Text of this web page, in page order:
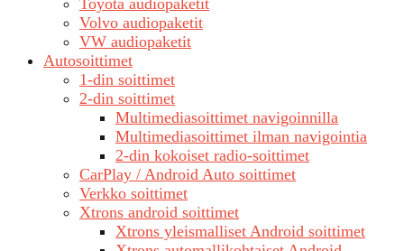
Toyota audiopaketit
Volvo audiopaketit
VW audiopaketit
Autosoittimet
1-din soittimet
2-din soittimet
Multimediasoittimet navigoinnilla
Multimediasoittimet ilman navigointia
2-din kokoiset radio-soittimet
CarPlay / Android Auto soittimet
Verkko soittimet
Xtrons android soittimet
Xtrons yleismalliset Android soittimet